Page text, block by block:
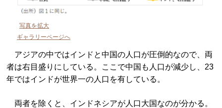
写真を拡大
ギャラリーページへ
アジアの中ではインドと中国の人口が圧倒的なので、両
者は右目盛りにしている。ここで中国も人口が減少し、23
年ではインドが世界一の人口を有している。
両者を除くと、インドネシアが人口大国なのが分かる。